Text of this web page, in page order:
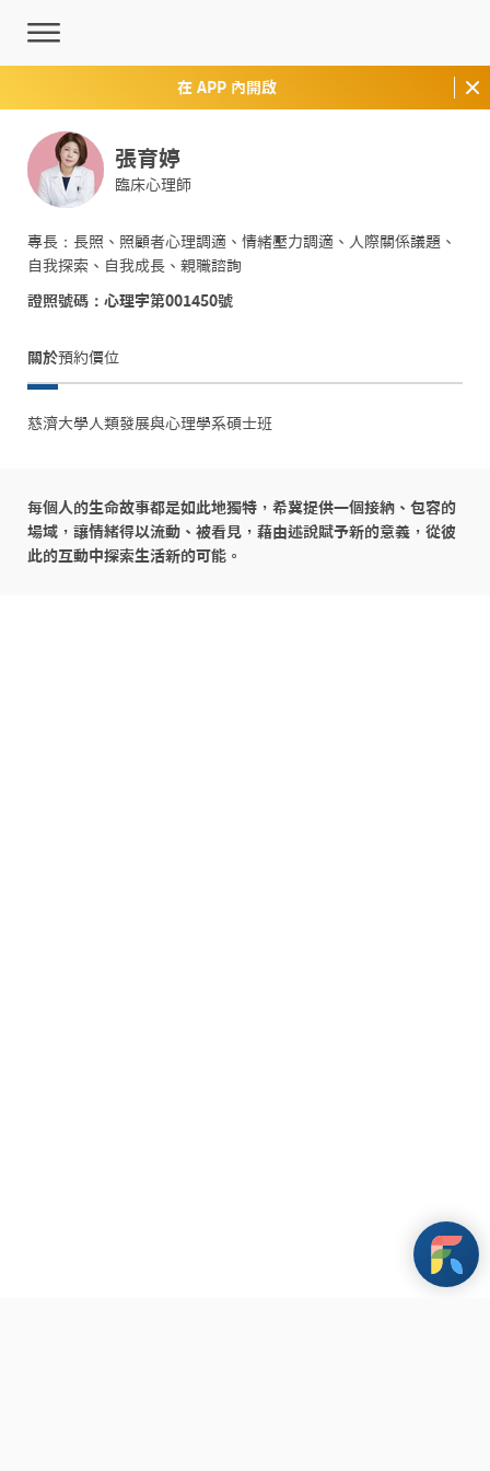
在 APP 內開啟
張育婷
臨床心理師
專長：長照、照顧者心理調適、情緒壓力調適、人際關係議題、
自我探索、自我成長、親職諮詢
證照號碼：心理字第001450號
關於預約價位
慈濟大學人類發展與心理學系碩士班
每個人的生命故事都是如此地獨特，希冀提供一個接納、包容的
場域，讓情緒得以流動、被看見，藉由述說賦予新的意義，從彼
此的互動中探索生活新的可能。